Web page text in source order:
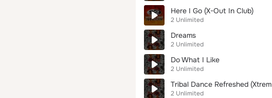
Here I Go (X-Out In Club)
2 Unlimited
Dreams
2 Unlimited
Do What I Like
2 Unlimited
Tribal Dance Refreshed (Xtrem
2 Unlimited